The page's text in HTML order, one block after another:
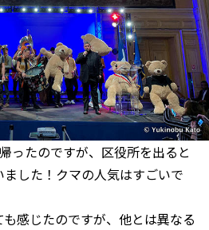
ったのですが、区役所を出ると
した！クマの人気はすごいで
感じたのですが、他とは異なる